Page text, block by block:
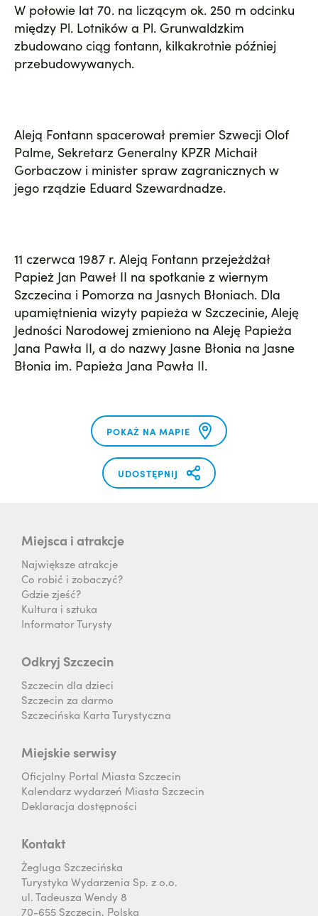
W połowie lat 70. na liczącym ok. 250 m odcinku
między Pl. Lotników a Pl. Grunwaldzkim
zbudowano ciąg fontann, kilkakrotnie później
przebudowywanych.
Aleją Fontann spacerował premier Szwecji Olof
Palme, Sekretarz Generalny KPZR Michaił
Gorbaczow i minister spraw zagranicznych w
jego rządzie Eduard Szewardnadze.
11 czerwca 1987 r. Aleją Fontann przejeżdżał
Papież Jan Paweł II na spotkanie z wiernym
Szczecina i Pomorza na Jasnych Błoniach. Dla
upamiętnienia wizyty papieża w Szczecinie, Aleję
Jedności Narodowej zmieniono na Aleję Papieża
Jana Pawła II, a do nazwy Jasne Błonia na Jasne
Błonia im. Papieża Jana Pawła II.
POKAŻ NA MAPIE
UDOSTĘPNIJ
Miejsca i atrakcje
Największe atrakcje
Co robić i zobaczyć?
Gdzie zjeść?
Kultura i sztuka
Informator Turysty
Odkryj Szczecin
Szczecin dla dzieci
Szczecin za darmo
Szczecińska Karta Turystyczna
Miejskie serwisy
Oficjalny Portal Miasta Szczecin
Kalendarz wydarzeń Miasta Szczecin
Deklaracja dostępności
Kontakt
Żegluga Szczecińska
Turystyka Wydarzenia Sp. z o.o.
ul. Tadeusza Wendy 8
70-655 Szczecin, Polska